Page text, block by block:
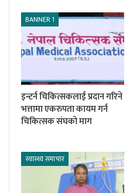
BANNER 1
इन्टर्न चिकित्सकलाई प्रदान गरिने
भत्तामा एकरुपता कायम गर्न
चिकित्सक संघको माग
स्वास्थ्य समाचार